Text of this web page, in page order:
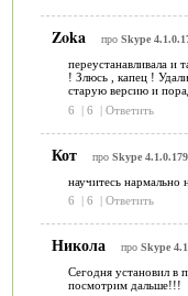
Zoka про Skype
переустанавливала и
! Злюсь , капец !
старую версию и
6
| 6 | Ответить
Кот про Skype 4.1.0.179
научитесь нармально
6
| 6 | Ответить
Никола про Skype
Сегодня установил в
посмотрим дальше!!!